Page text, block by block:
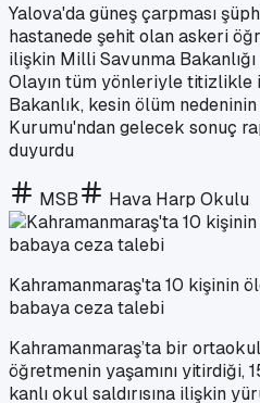
Yalova'da güneş çarpması
hastanede şehit olan askeri
ilişkin Milli Savunma Bakanlığı
Olayın tüm yönleriyle
Bakanlık, kesin ölüm
Kurumu'ndan gelecek sonuç
duyurdu
MSB Hava Harp Okulu
Kahramanmaraş'ta 10 kişinin
babaya ceza talebi
Kahramanmaraş’ta bir
öğretmenin yaşamını yitirdiği,
kanlı okul saldırısına ilişkin